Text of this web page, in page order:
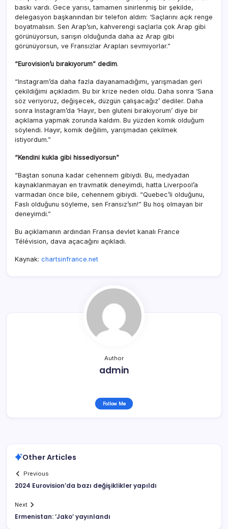
baskı vardı. Gece yarısı, tamamen sinirlenmiş bir şekilde,
delegasyon başkanından bir telefon aldım: ‘Saçlarını açık renge
boyatmalısın. Sen Arap’sın, kahverengi saçlarla çok Arap gibi
görünüyorsun, sarışın olduğunda daha az Arap gibi
görünüyorsun, ve Fransızlar Arapları sevmiyorlar.”
“Eurovision’u bırakıyorum” dedim.
“Instagram’da daha fazla dayanamadığımı, yarışmadan geri
çekildiğimi açıkladım. Bu bir krize neden oldu. Daha sonra ‘Sana
söz veriyoruz, değişecek, düzgün çalışacağız’ dediler. Daha
sonra Instagram’da ‘Hayır, ben gluteni bırakıyorum’ diye bir
açıklama yapmak zorunda kaldım. Bu yüzden komik olduğum
söylendi. Hayır, komik değilim, yarışmadan çekilmek
istiyordum.”
“Kendini kukla gibi hissediyorsun”
“Baştan sonuna kadar cehennem gibiydi. Bu, medyadan
kaynaklanmayan en travmatik deneyimdi, hatta Liverpool’a
varmadan önce bile, cehennem gibiydi. “Quebec’li olduğunu,
Faslı olduğunu söyleme, sen Fransız’sın!” Bu hoş olmayan bir
deneyimdi.”
Bu açıklamanın ardından Fransa devlet kanalı France
Télévision, dava açacağını açıkladı.
Kaynak: chartsinfrance.net
Author
admin
Follow Me
Other Articles
Previous
2024 Eurovision’da bazı değişiklikler yapıldı
Next
Ermenistan: ‘Jako’ yayınlandı